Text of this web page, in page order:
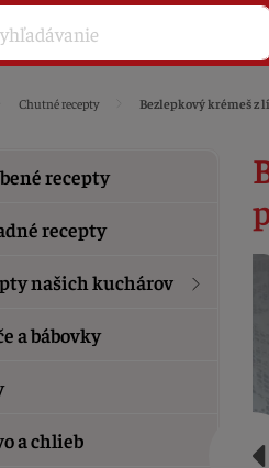
Chutné recepty Bezlepkový krémeš z
recepty
recepty
našich kuchárov
a bábovky
a chlieb